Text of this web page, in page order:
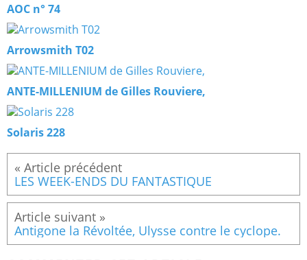
AOC n° 74
Arrowsmith T02
ANTE-MILLENIUM de Gilles Rouviere,
Solaris 228
LES WEEK-ENDS DU FANTASTIQUE
Antigone la Révoltée, Ulysse contre le cyclope.